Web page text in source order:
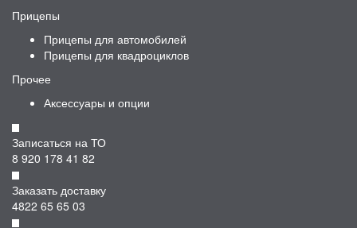
Прицепы
Прицепы для автомобилей
Прицепы для квадроциклов
Прочее
Аксессуары и опции
Записаться на ТО
8 920 178 41 82
Заказать доставку
4822 65 65 03